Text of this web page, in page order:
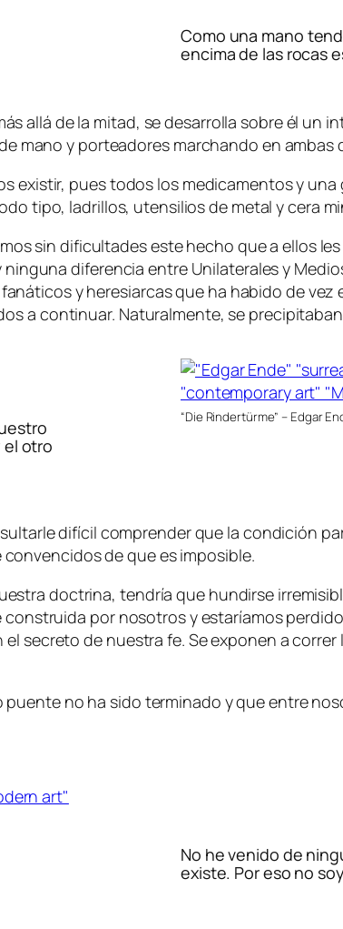
Como una mano
encima de las rocas
allá de la mitad, se desarrolla sobre él un
mano y porteadores marchando en ambas
existir, pues todos los medicamentos y
tipo, ladrillos, utensilios de metal y cera
sin dificultades este hecho que a ellos
diferencia entre Unilaterales y
y heresiarcas que ha habido de
a continuar. Naturalmente, se
otro
“Die Rindertürme” – Edgar
difícil comprender que la condición
de que es imposible.
doctrina, tendría que hundirse
por nosotros y estaríamos
secreto de nuestra fe. Se exponen a
no ha sido terminado y que entre
No he venido de
existe. Por eso no